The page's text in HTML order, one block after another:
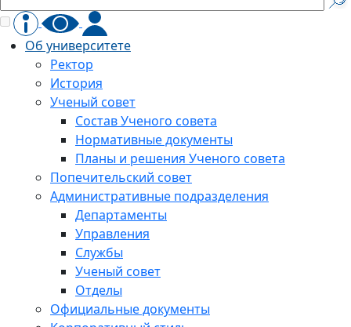
Об университете
Ректор
История
Ученый совет
Состав Ученого совета
Нормативные документы
Планы и решения Ученого совета
Попечительский совет
Административные подразделения
Департаменты
Управления
Службы
Ученый совет
Отделы
Официальные документы